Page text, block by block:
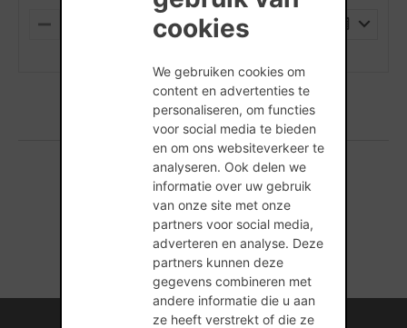
cookies
We gebruiken cookies om
content en advertenties te
personaliseren, om functies
voor social media te bieden
en om ons websiteverkeer te
analyseren. Ook delen we
informatie over uw gebruik
van onze site met onze
partners voor social media,
adverteren en analyse. Deze
partners kunnen deze
gegevens combineren met
andere informatie die u aan
ze heeft verstrekt of die ze
M
P
S
PALLET
1 producten gevonden
Internationale kennis en ervaring